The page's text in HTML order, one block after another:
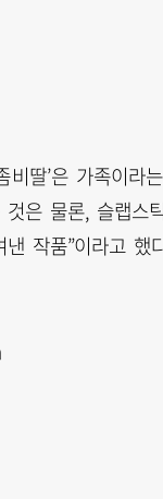
비딸’은 가족이
은 물론, 슬랩
작품”이라고 했